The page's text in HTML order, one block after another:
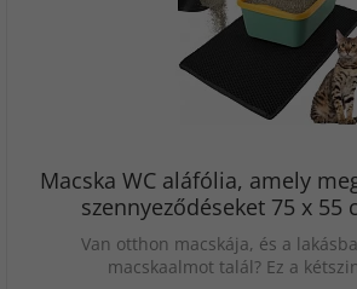
Macska WC aláfólia, amely
szennyeződéseket 75 x 55
Van otthon macskája, és a
macskaalmot talál? Ez a